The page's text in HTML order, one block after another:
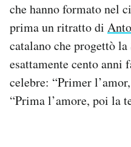
che hanno formato nel
prima un ritratto di
catalano che progettò
esattamente cento anni
celebre: “Primer
“Prima l’amore, poi la